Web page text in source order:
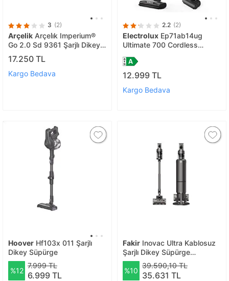
3 (2)
Arçelik Arçeli̇k Imperium®
Go 2.0 Sd 9361 Şarjlı Dikey
Süpürge
17.250 TL
Kargo Bedava
2.2 (2)
Electrolux Ep71ab14ug
Ultimate 700 Cordless
Süpürge
12.999 TL
Kargo Bedava
Hoover Hf103x 011 Şarjlı
Dikey Süpürge
%12
7.999 TL
6.999 TL
Fakir Inovac Ultra Kablosuz
Şarjlı Dikey Süpürge
Otomatik Toz Boşaltma
İstasyonlu 500w
%10
39.590,10 TL
35.631 TL